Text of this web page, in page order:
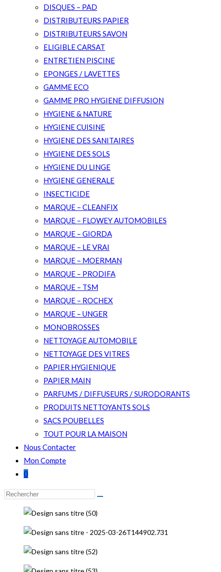
DISQUES – PAD
DISTRIBUTEURS PAPIER
DISTRIBUTEURS SAVON
ELIGIBLE CARSAT
ENTRETIEN PISCINE
EPONGES / LAVETTES
GAMME ECO
GAMME PRO HYGIENE DIFFUSION
HYGIENE & NATURE
HYGIENE CUISINE
HYGIENE DES SANITAIRES
HYGIENE DES SOLS
HYGIENE DU LINGE
HYGIENE GENERALE
INSECTICIDE
MARQUE – CLEANFIX
MARQUE – FLOWEY AUTOMOBILES
MARQUE – GIORDA
MARQUE – LE VRAI
MARQUE – MOERMAN
MARQUE – PRODIFA
MARQUE – TSM
MARQUE – ROCHEX
MARQUE – UNGER
MONOBROSSES
NETTOYAGE AUTOMOBILE
NETTOYAGE DES VITRES
PAPIER HYGIENIQUE
PAPIER MAIN
PARFUMS / DIFFUSEURS / SURODORANTS
PRODUITS NETTOYANTS SOLS
SACS POUBELLES
TOUT POUR LA MAISON
Nous Contacter
Mon Compte
0
Rechercher